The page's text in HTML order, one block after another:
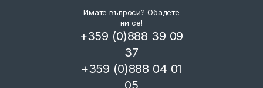
Имате въпроси? Обадете
ни се!
+359 (0)888 39 09
37
+359 (0)888 04 01
05